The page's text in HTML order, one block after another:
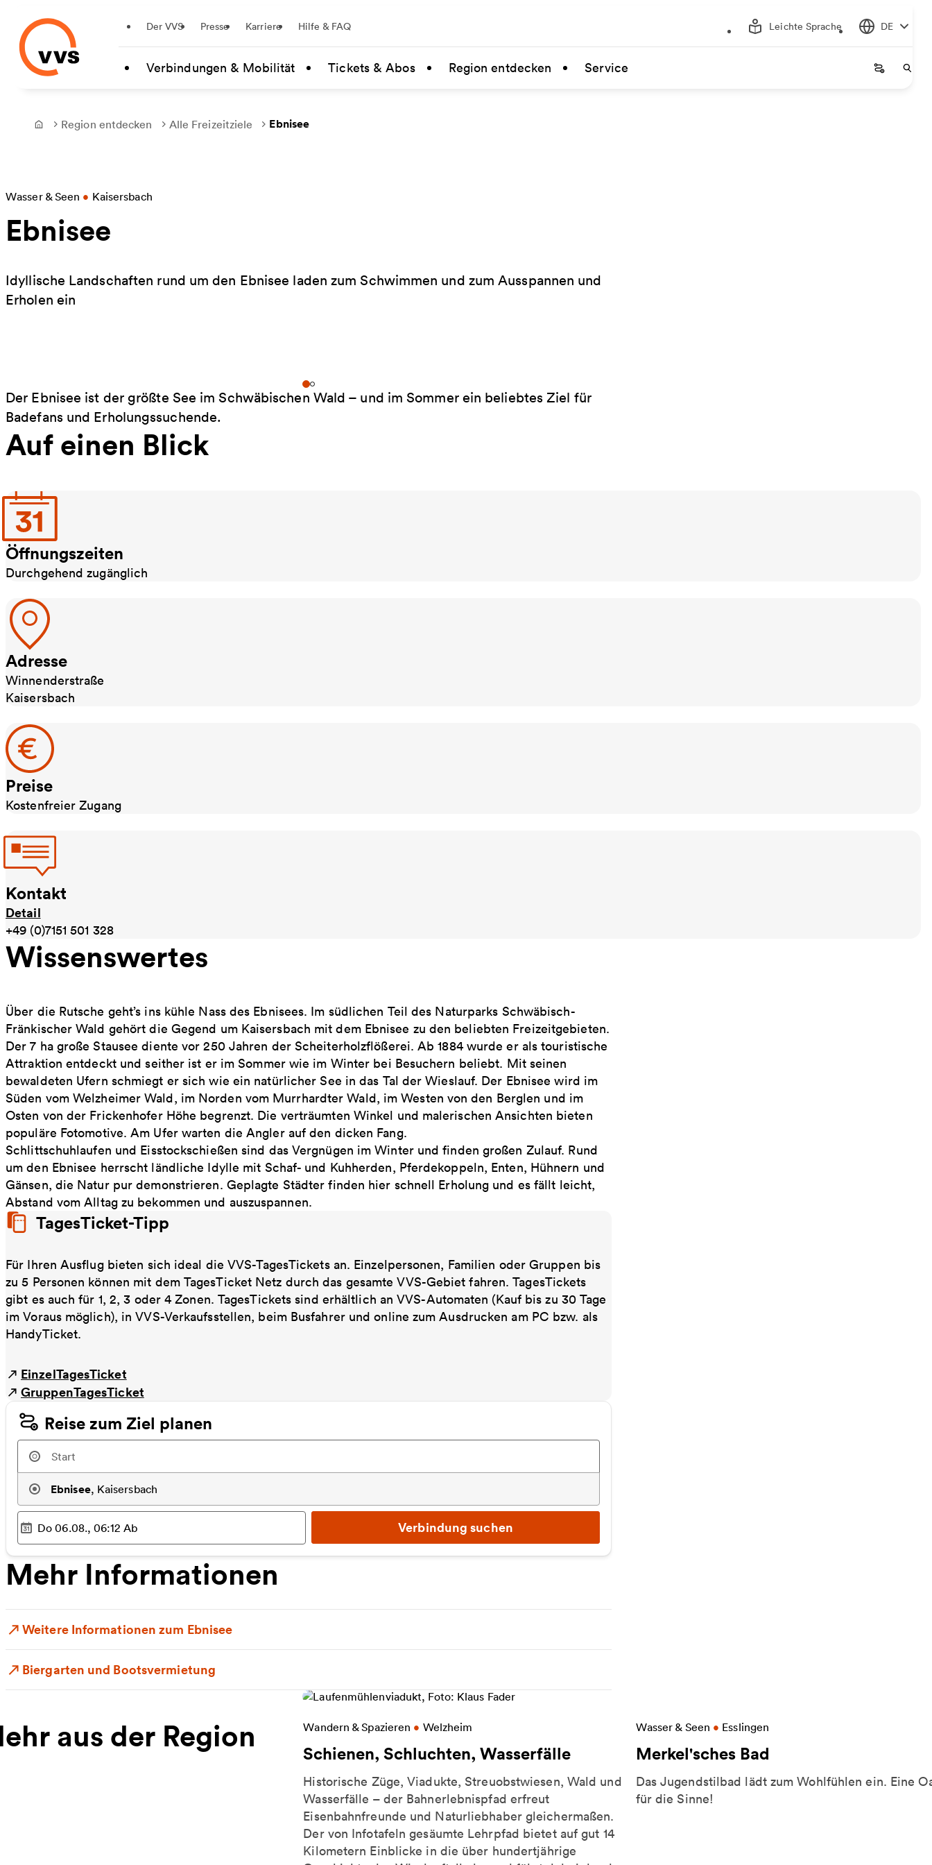
Zum Hauptinhalt springen
Der VVS Presse Karriere Hilfe & FAQ Leichte Sprache DE
Verbindungen & Mobilität Tickets & Abos Region entdecken Service Startseite
Frontpage
Region entdecken Alle Freizeitziele Ebnisee
Wasser & Seen • Kaisersbach
Ebnisee
Idyllische Landschaften rund um den Ebnisee laden zum Schwimmen und zum Ausspannen und
Erholen ein
Der Ebnisee ist der größte See im Schwäbischen Wald – und im Sommer ein beliebtes Ziel für
Badefans und Erholungssuchende.
Auf einen Blick
Öffnungszeiten
Durchgehend zugänglich
Adresse
Winnenderstraße
Kaisersbach
Preise
Kostenfreier Zugang
Kontakt
Detail
+49 (0)7151 501 328
Wissenswertes
Über die Rutsche geht’s ins kühle Nass des Ebnisees. Im südlichen Teil des Naturparks Schwäbisch-
Fränkischer Wald gehört die Gegend um Kaisersbach mit dem Ebnisee zu den beliebten Freizeitgebieten.
Der 7 ha große Stausee diente vor 250 Jahren der Scheiterholzflößerei. Ab 1884 wurde er als touristische
Attraktion entdeckt und seither ist er im Sommer wie im Winter bei Besuchern beliebt. Mit seinen
bewaldeten Ufern schmiegt er sich wie ein natürlicher See in das Tal der Wieslauf. Der Ebnisee wird im
Süden vom Welzheimer Wald, im Norden vom Murrhardter Wald, im Westen von den Berglen und im
Osten von der Frickenhofer Höhe begrenzt. Die verträumten Winkel und malerischen Ansichten bieten
populäre Fotomotive. Am Ufer warten die Angler auf den dicken Fang.
Schlittschuhlaufen und Eisstockschießen sind das Vergnügen im Winter und finden großen Zulauf. Rund
um den Ebnisee herrscht ländliche Idylle mit Schaf- und Kuhherden, Pferdekoppeln, Enten, Hühnern und
Gänsen, die Natur pur demonstrieren. Geplagte Städter finden hier schnell Erholung und es fällt leicht,
Abstand vom Alltag zu bekommen und auszuspannen.
TagesTicket-Tipp
Für Ihren Ausflug bieten sich ideal die VVS-TagesTickets an. Einzelpersonen, Familien oder Gruppen bis
zu 5 Personen können mit dem TagesTicket Netz durch das gesamte VVS-Gebiet fahren. TagesTickets
gibt es auch für 1, 2, 3 oder 4 Zonen. TagesTickets sind erhältlich an VVS-Automaten (Kauf bis zu 30 Tage
im Voraus möglich), in VVS-Verkaufsstellen, beim Busfahrer und online zum Ausdrucken am PC bzw. als
HandyTicket.
EinzelTagesTicket
GruppenTagesTicket
Reise zum Ziel planen
Ebnisee, Kaisersbach
Ausgewählter Zeitpunkt
Do 06.08., 06:12 Ab Verbindung suchen
Mehr Informationen
Weitere Informationen zum Ebnisee
Biergarten und Bootsvermietung
aus der Region Wandern & Spazieren • Welzheim
Schienen, Schluchten, Wasserfälle
Historische Züge, Viadukte, Streuobstwiesen, Wald und
Wasserfälle – der Bahnerlebnispfad erfreut
Eisenbahnfreunde und Naturliebhaber gleichermaßen.
Der von Infotafeln gesäumte Lehrpfad bietet auf gut 14
Kilometern Einblicke in die über hundertjährige
Weitere Informationen zu Schienen, Schluchten, WasserfälleWasser & Seen • Esslingen
Merkel'sches Bad
Das Jugendstilbad lädt zum Wohlfühlen ein. Eine
für die Sinne!
Weitere Informationen zu Merkel'sches Bad